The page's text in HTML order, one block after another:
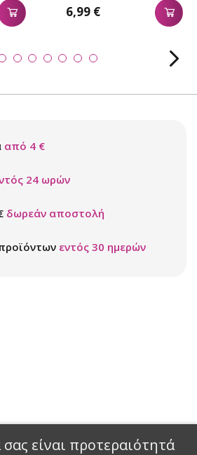
είναι προτεραιότητά
6,99 €
από 4 €
24 ωρών
δωρεάν αποστολή
εντός 30 ημερών